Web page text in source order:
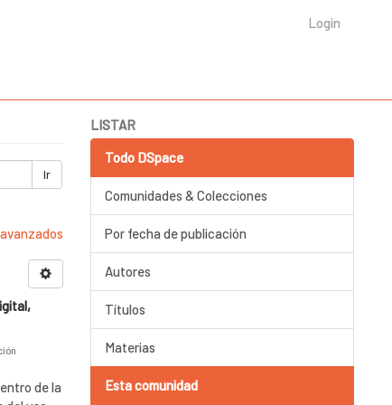
Login
Ir
de la
LISTAR
Todo DSpace
Comunidades & Colecciones
Por fecha de publicación
Autores
Títulos
Materias
Esta comunidad